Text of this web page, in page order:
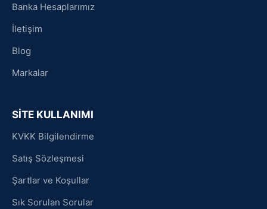
Banka Hesaplarımız
İletişim
Blog
Markalar
SİTE KULLANIMI
KVKK Bilgilendirme
Satış Sözleşmesi
Şartlar ve Koşullar
Sık Sorulan Sorular